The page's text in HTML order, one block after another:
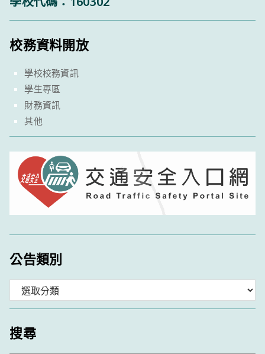
校務資料開放
學校校務資訊
學生專區
財務資訊
其他
公告類別
類
搜尋